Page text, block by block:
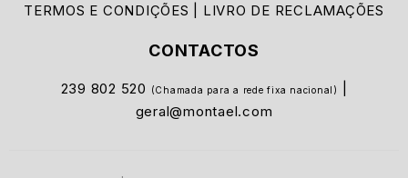
TERMOS E CONDIÇÕES
LIVRO DE RECLAMAÇÕES
CONTACTOS
239 802 520 (Chamada para a rede fixa nacional)
geral@montael.com